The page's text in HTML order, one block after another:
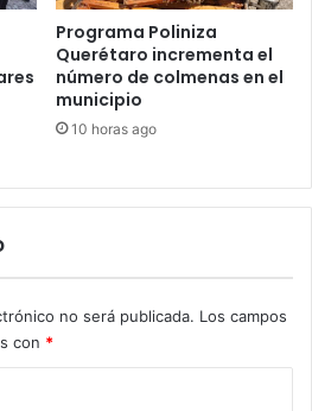
Programa Poliniza
Querétaro incrementa el
número de colmenas en el
municipio
10 horas ago
no será publicada. Los campos
con *